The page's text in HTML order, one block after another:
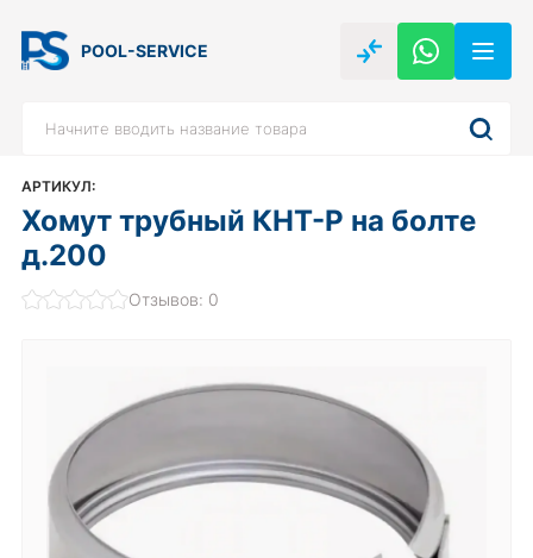
POOL-SERVICE
АРТИКУЛ:
Хомут трубный КНТ-Р на болте
д.200
Отзывов: 0